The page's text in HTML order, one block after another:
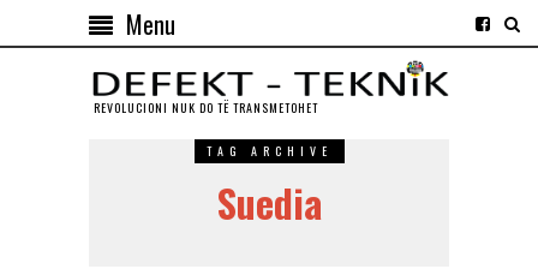
Menu
REVOLUCIONI NUK DO TЁ TRANSMETOHET
TAG ARCHIVE
Suedia